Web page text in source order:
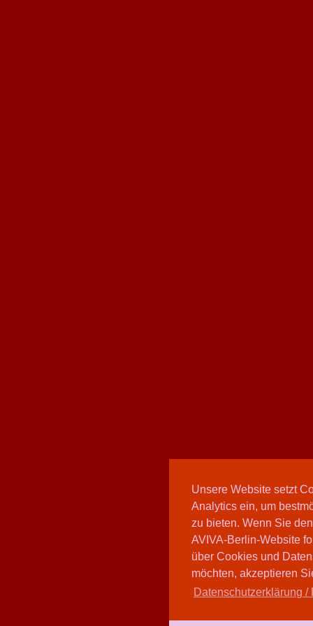
Unsere Website setzt
Analytics ein, um
zu bieten. Wenn Sie
AVIVA-Berlin-Website
über Cookies und
möchten, akzeptieren
Datenschutzerklärung /